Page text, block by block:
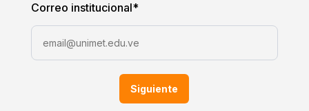
Correo institucional*
Siguiente